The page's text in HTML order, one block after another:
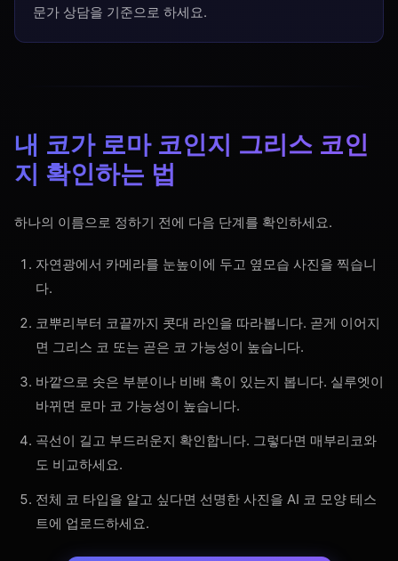
문가 상담을 기준으로 하세요.
내 코가 로마 코인지 그리스 코인
지 확인하는 법
하나의 이름으로 정하기 전에 다음 단계를 확인하세요.
자연광에서 카메라를 눈높이에 두고 옆모습 사진을 찍습니
다.
코뿌리부터 코끝까지 콧대 라인을 따라봅니다. 곧게 이어지
면 그리스 코 또는 곧은 코 가능성이 높습니다.
바깥으로 솟은 부분이나 비배 혹이 있는지 봅니다. 실루엣이
바뀌면 로마 코 가능성이 높습니다.
곡선이 길고 부드러운지 확인합니다. 그렇다면 매부리코와
도 비교하세요.
전체 코 타입을 알고 싶다면 선명한 사진을 AI 코 모양 테스
트에 업로드하세요.